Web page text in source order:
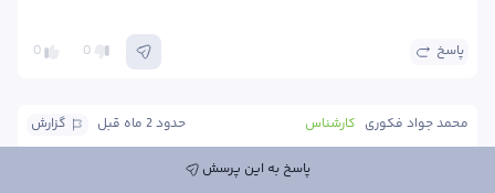
0 0 پاسخ
گزارش حدود 2 ماه قبل کارشناس محمد جواد فکوری
پاسخ به این پرسش